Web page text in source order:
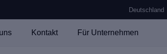
Deutschland
Kontakt Für Unternehmen